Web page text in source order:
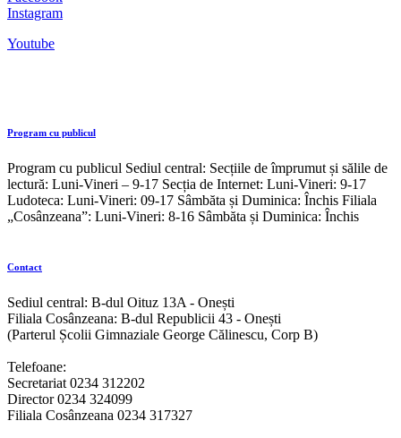
Instagram
Youtube
Program cu publicul
Program cu publicul Sediul central: Secțiile de împrumut și sălile de
lectură: Luni-Vineri – 9-17 Secția de Internet: Luni-Vineri: 9-17
Ludoteca: Luni-Vineri: 09-17 Sâmbăta și Duminica: Închis Filiala
„Cosânzeana”: Luni-Vineri: 8-16 Sâmbăta și Duminica: Închis
Contact
Sediul central: B-dul Oituz 13A - Onești
Filiala Cosânzeana: B-dul Republicii 43 - Onești
(Parterul Școlii Gimnaziale George Călinescu, Corp B)
Telefoane:
Secretariat 0234 312202
Director 0234 324099
Filiala Cosânzeana 0234 317327